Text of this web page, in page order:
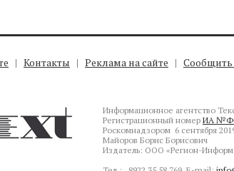
Контакты Реклама на сайте
Информационное агентство
Регистрационный номер ИА
Роскомнадзором 6 сентября
Майоров Борис Борисович
Издатель: ООО «Регион-